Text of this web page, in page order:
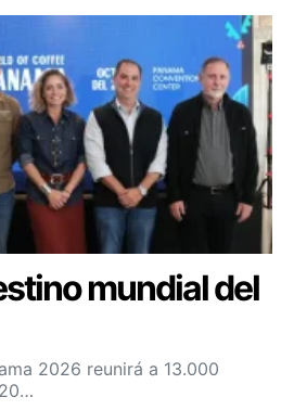
mundial del
2026 reunirá a 13.000